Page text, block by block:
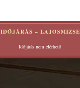
IDŐJÁRÁS – LAJOSMIZSE
Időjárás nem elérhető